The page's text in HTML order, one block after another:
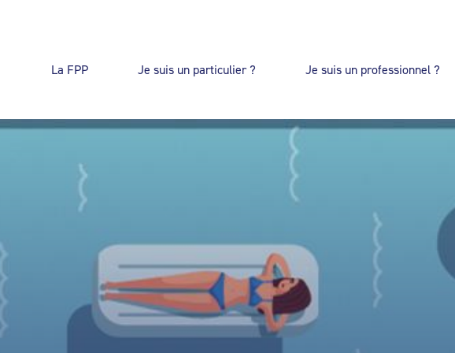
La FPP Je suis un particulier ? Je suis un professionnel ?